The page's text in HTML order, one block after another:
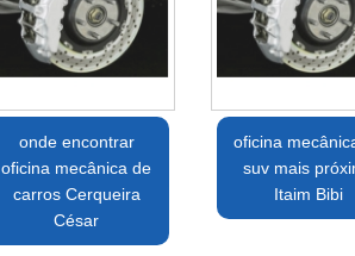
onde encontrar
oficina mecânica de
carros Cerqueira
César
oficina
suv mais
Itaim Bibi